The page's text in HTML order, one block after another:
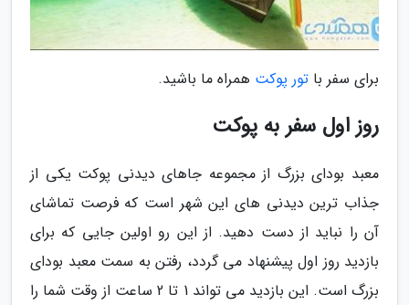
برای سفر با تور پوکت همراه ما باشید.
روز اول سفر به پوکت
معبد بودای بزرگ از مجموعه جاهای دیدنی پوکت یکی از
جذاب ترین دیدنی های این شهر است که فرصت تماشای
آن را نباید از دست دهید. از این رو اولین جایی که برای
بازدید روز اول پیشنهاد می گردد، رفتن به سمت معبد بودای
بزرگ است. این بازدید می تواند 1 تا 2 ساعت از وقت شما را